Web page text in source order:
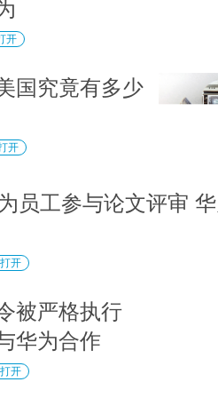
开
国究竟有多少
开
员工参与论文评审
开
被严格执行
华为合作
开